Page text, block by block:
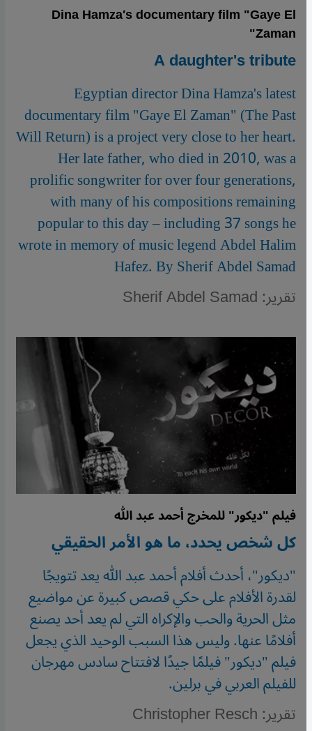
Dina Hamza′s documentary film "Gaye El
Zaman"
A daughter's tribute
Egyptian director Dina Hamza's latest
documentary film "Gaye El Zaman" (The Past
Will Return) is a project very close to her heart.
Her late father, who died in 2010, was a
prolific songwriter for over four generations,
with many of his compositions remaining
popular to this day – including 37 songs he
wrote in memory of music legend Abdel Halim
Hafez. By Sherif Abdel Samad
تقرير: Sherif Abdel Samad
فيلم "ديكور" للمخرج أحمد عبد الله
كل شخص يحدد، ما هو الأمر الحقيقي
"ديكور"، أحدث أفلام أحمد عبد الله يعد تتويجًا
لقدرة الأفلام على حكي قصص كبيرة عن مواضيع
مثل الحرية والحب والإكراه التي لم يعد أحد يصنع
أفلامًا عنها. وليس هذا السبب الوحيد الذي يجعل
فيلم "ديكور" فيلمًا جيدًا لافتتاح سادس مهرجان
للفيلم العربي في برلين.
تقرير: Christopher Resch